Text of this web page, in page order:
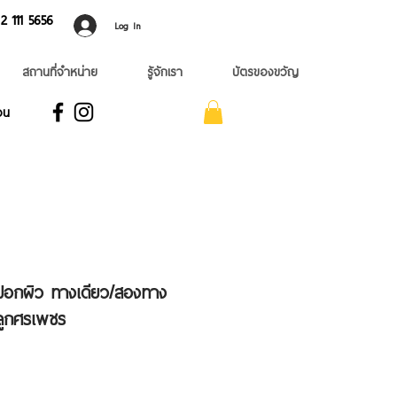
5656 Log In
สถานที่จำหน่าย รู้จักเรา บัตรของขวัญ
น
กผิว ทางเดียว/สองทาง
ศรเพชร